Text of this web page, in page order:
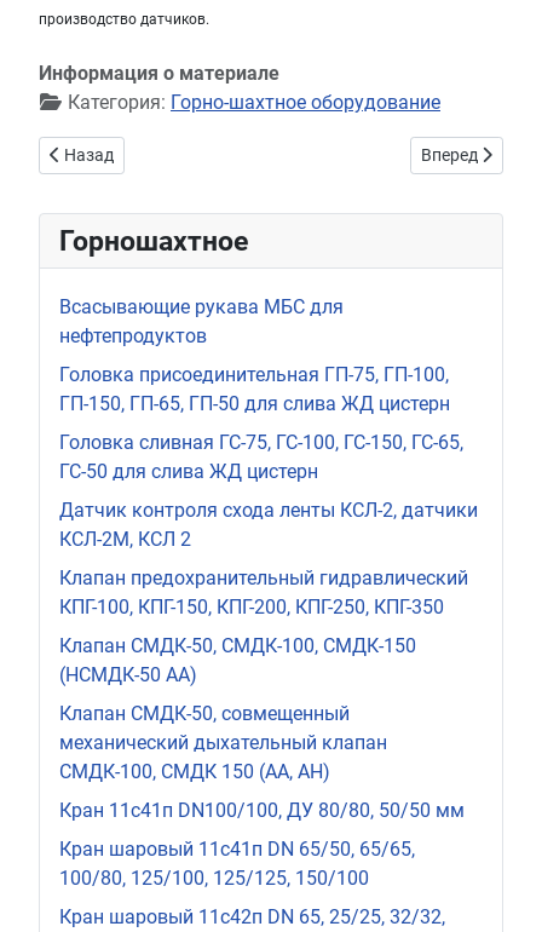
Горношахтное
Всасывающие рукава МБС для
нефтепродуктов
Головка присоединительная ГП-75, ГП-100,
ГП-150, ГП-65, ГП-50 для слива ЖД цистерн
Головка сливная ГС-75, ГС-100, ГС-150, ГС-65,
ГС-50 для слива ЖД цистерн
Датчик контроля схода ленты КСЛ-2, датчики
КСЛ-2М, КСЛ 2
Клапан предохранительный гидравлический
КПГ-100, КПГ-150, КПГ-200, КПГ-250, КПГ-350
Клапан СМДК-50, СМДК-100, СМДК-150
(НСМДК-50 АА)
Клапан СМДК-50, совмещенный
механический дыхательный клапан
СМДК-100, СМДК 150 (АА, АН)
Кран 11с41п DN100/100, ДУ 80/80, 50/50 мм
Кран шаровый 11с41п DN 65/50, 65/65,
100/80, 125/100, 125/125, 150/100
Кран шаровый 11с42п DN 65, 25/25, 32/32,
производство датчиков.
Информация о материале
Категория: Горно-шахтное оборудование
Предыдущий: Датчик магнитоиндукционный ДМ-3 (ДМ-2М,
Назад Следующий:
Вперед